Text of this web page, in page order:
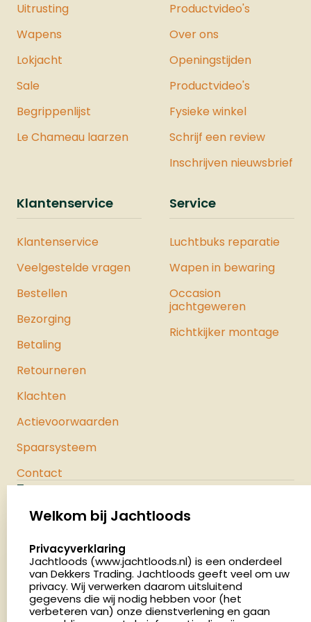
Uitrusting
Wapens
Lokjacht
Sale
Begrippenlijst
Le Chameau laarzen
Productvideo's
Over ons
Openingstijden
Productvideo's
Fysieke winkel
Schrijf een review
Inschrijven nieuwsbrief
Klantenservice
Klantenservice
Veelgestelde vragen
Bestellen
Bezorging
Betaling
Retourneren
Klachten
Actievoorwaarden
Spaarsysteem
Contact
Service
Luchtbuks reparatie
Wapen in bewaring
Occasion
jachtgeweren
Richtkijker montage
Palenrij 1
Nederland
4.8
2886 beoordelingen
Openingstijden
Welkom bij Jachtloods
select language
Privacyverklaring
Jachtloods (www.jachtloods.nl) is een onderdeel
van Dekkers Trading. Jachtloods geeft veel om uw
privacy. Wij verwerken daarom uitsluitend
gegevens die wij nodig hebben voor (het
verbeteren van) onze dienstverlening en gaan